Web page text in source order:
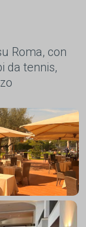
Roma, con
da tennis,